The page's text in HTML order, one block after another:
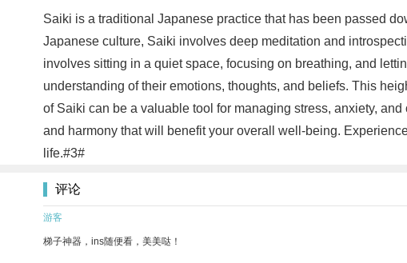
Saiki is a traditional Japanese practice that has been passed
Japanese culture, Saiki involves deep meditation and
involves sitting in a quiet space, focusing on breathing, and
understanding of their emotions, thoughts, and beliefs. This
of Saiki can be a valuable tool for managing stress, anxiety,
and harmony that will benefit your overall well-being.
life.#3#
评论
游客
梯子神器，ins随便看，美美哒！